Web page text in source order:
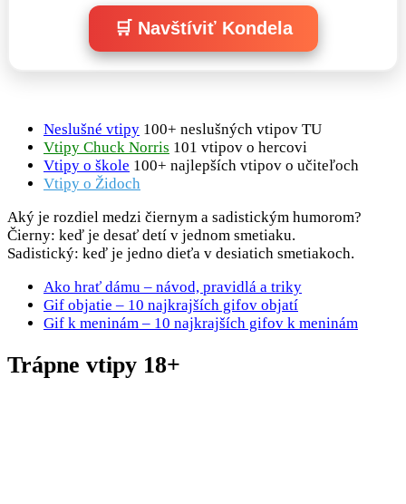
🛒 Navštíviť Kondela
Neslušné vtipy 100+ neslušných vtipov TU
Vtipy Chuck Norris 101 vtipov o hercovi
Vtipy o škole 100+ najlepších vtipov o učiteľoch
Vtipy o Židoch
Aký je rozdiel medzi čiernym a sadistickým humorom?
Čierny: keď je desať detí v jednom smetiaku.
Sadistický: keď je jedno dieťa v desiatich smetiakoch.
Ako hrať dámu – návod, pravidlá a triky
Gif objatie – 10 najkrajších gifov objatí
Gif k meninám – 10 najkrajších gifov k meninám
Trápne vtipy 18+